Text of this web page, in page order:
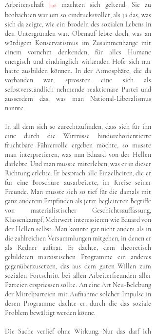
Arbeiterschaft
198
machten sich geltend. Sie zu
beobachten war um so eindrucksvoller, als ja das, was
sich da zeigte, wie ein Brodeln des sozialen Lebens in
den Untergründen war. Obenauf lebte doch, was an
würdigem Konservatismus im Zusammenhange mit
einem vornehm denkenden, für alles Humane
energisch und eindringlich wirkenden Hofe sich nur
hatte ausbilden können. In der Atmosphäre, die da
vorhanden war, sprossten eine sich als
selbstverständlich nehmende reaktionäre Partei und
ausserdem das, was man National-Liberalismus
nannte.
In all dem sich so zurechtzufinden, dass sich für ihn
eine durch die Wirrnisse hindurchorientierte
fruchtbare Führerrolle ergeben möchte, so musste
man interpretieren, was nun Eduard von der Hellen
darlebte. Und man musste miterleben, was er in dieser
Richtung erlebte. Er besprach alle Einzelheiten, die er
für eine Broschüre ausarbeitete, im Kreise seiner
Freunde. Man musste sich so tief für die damals mit
ganz anderem Empfinden als jetzt begleiteten Begriffe
von materialistischer Geschichtsauffassung,
Klassenkampf, Mehrwert interessieren wie Eduard von
der Hellen selbst. Man konnte gar nicht anders als in
die zahlreichen Versammlungen mitgehen, in denen er
als Redner auftrat. Er dachte, dem theoretisch
gebildeten marxistischen Programme ein anderes
gegenüberzusetzen, das aus dem guten Willen zum
sozialen Fortschritt bei allen Arbeiterfreunden aller
Parteien erspriessen sollte. An eine Art Neu-Belebung
der Mittelparteien mit Aufnahme solcher Impulse in
deren Programme dachte er, durch die das soziale
Problem bewältigt werden könne.
Die Sache verlief ohne Wirkung. Nur das darf ich